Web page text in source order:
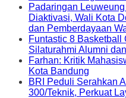
Padaringan
Diaktivasi, Wali Kota
dan Pemberdayaan
Funtastic 8 Basketball
Silaturahmi Alumni
Farhan: Kritik
Kota Bandung
BRI Peduli Serahkan
300/Teknik, Perkuat